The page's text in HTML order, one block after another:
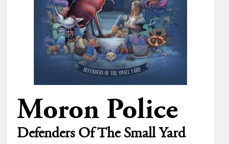
Moron Police
Defenders Of The Small Yard